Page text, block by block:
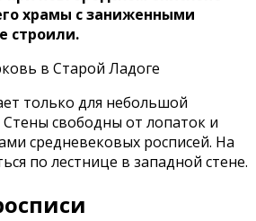
храмы с заниженными
строили.
только для небольшой
свободны от лопаток и
средневековых росписей. На
по лестнице в западной стене.